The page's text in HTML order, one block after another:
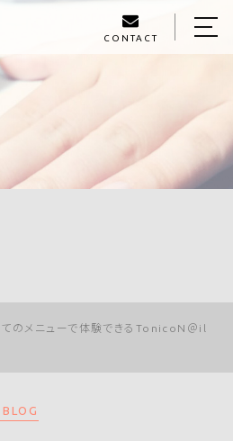
CONTACT
てのメニューで体験できるTonicoN＠il
HOME
US
LIBRARY